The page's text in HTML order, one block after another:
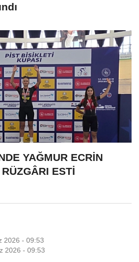
YAĞMUR ECRİN
ESTİ
2026 - 09:53
2026 - 09:53